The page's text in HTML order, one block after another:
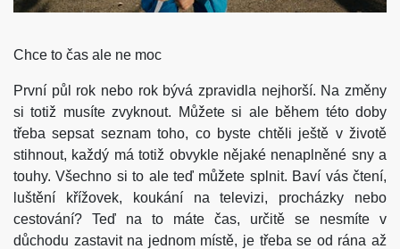
Chce to čas ale ne moc
První půl rok nebo rok bývá zpravidla nejhorší. Na změny
si totiž musíte zvyknout. Můžete si ale během této doby
třeba sepsat seznam toho, co byste chtěli ještě v životě
stihnout, každý má totiž obvykle nějaké nenaplněné sny a
touhy. Všechno si to ale teď můžete splnit. Baví vás čtení,
luštění křížovek, koukání na televizi, procházky nebo
cestování? Teď na to máte čas, určitě se nesmíte v
důchodu zastavit na jednom místě, je třeba se od rána až